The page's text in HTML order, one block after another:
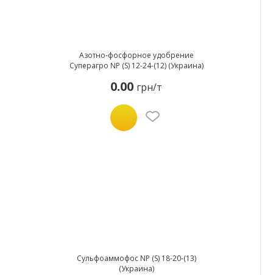
Азотно-фосфорное удобрение
Суперагро NP (S) 12-24-(12) (Украина)
0.00 грн/т
Сульфоаммофос NP (S) 18-20-(13)
(Украина)